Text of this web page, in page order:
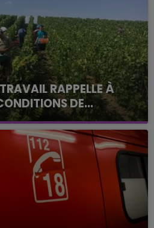
RAPPELLE À
DE...
début des vendange 2026
que prévu,
en profite pour rappeler